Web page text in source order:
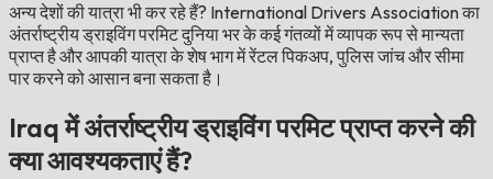
अन्य देशों की यात्रा भी कर रहे हैं? International Drivers Association का
अंतर्राष्ट्रीय ड्राइविंग परमिट दुनिया भर के कई गंतव्यों में व्यापक रूप से मान्यता
प्राप्त है और आपकी यात्रा के शेष भाग में रेंटल पिकअप, पुलिस जांच और सीमा
पार करने को आसान बना सकता है।
Iraq में अंतर्राष्ट्रीय ड्राइविंग परमिट प्राप्त करने की
क्या आवश्यकताएं हैं?